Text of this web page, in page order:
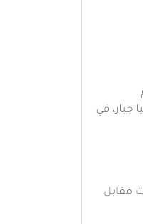
جبار، في
مقابل